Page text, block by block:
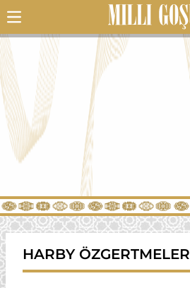
HARBY ÖZGERTMELER